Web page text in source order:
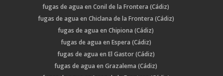
fugas de agua en Conil de la Frontera (Cádiz)
fugas de agua en Chiclana de la Frontera (Cádiz)
fugas de agua en Chipiona (Cádiz)
fugas de agua en Espera (Cádiz)
fugas de agua en El Gastor (Cádiz)
fugas de agua en Grazalema (Cádiz)